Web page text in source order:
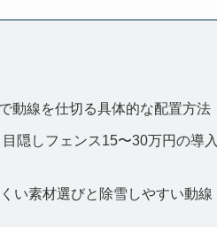
動線を仕切る具体的な配置方法
隠しフェンス15〜30万円の導入
い素材選びと除雪しやすい動線